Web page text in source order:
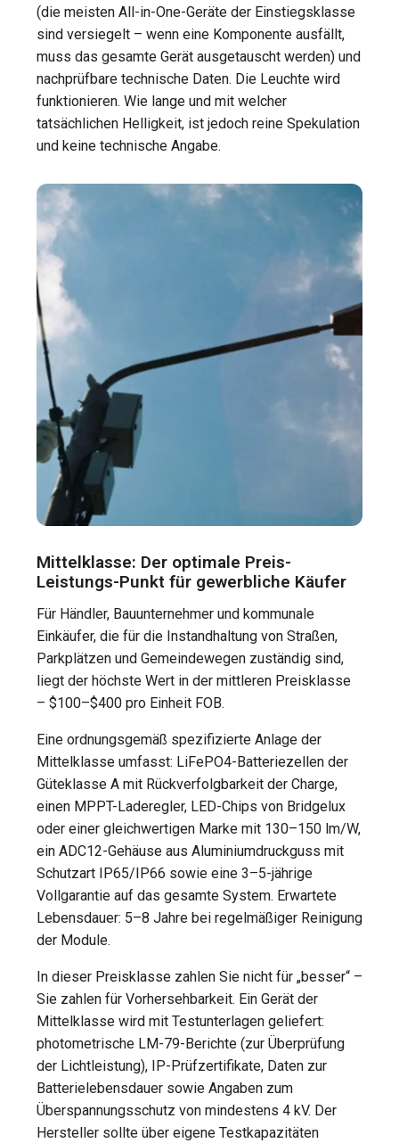
(die meisten All-in-One-Geräte der Einstiegsklasse
sind versiegelt – wenn eine Komponente ausfällt,
muss das gesamte Gerät ausgetauscht werden) und
nachprüfbare technische Daten. Die Leuchte wird
funktionieren. Wie lange und mit welcher
tatsächlichen Helligkeit, ist jedoch reine Spekulation
und keine technische Angabe.
Mittelklasse: Der optimale Preis-
Leistungs-Punkt für gewerbliche Käufer
Für Händler, Bauunternehmer und kommunale
Einkäufer, die für die Instandhaltung von Straßen,
Parkplätzen und Gemeindewegen zuständig sind,
liegt der höchste Wert in der mittleren Preisklasse
– $100–$400 pro Einheit FOB.
Eine ordnungsgemäß spezifizierte Anlage der
Mittelklasse umfasst: LiFePO4-Batteriezellen der
Güteklasse A mit Rückverfolgbarkeit der Charge,
einen MPPT-Laderegler, LED-Chips von Bridgelux
oder einer gleichwertigen Marke mit 130–150 lm/W,
ein ADC12-Gehäuse aus Aluminiumdruckguss mit
Schutzart IP65/IP66 sowie eine 3–5-jährige
Vollgarantie auf das gesamte System. Erwartete
Lebensdauer: 5–8 Jahre bei regelmäßiger Reinigung
der Module.
In dieser Preisklasse zahlen Sie nicht für „besser“ –
Sie zahlen für Vorhersehbarkeit. Ein Gerät der
Mittelklasse wird mit Testunterlagen geliefert:
photometrische LM-79-Berichte (zur Überprüfung
der Lichtleistung), IP-Prüfzertifikate, Daten zur
Batterielebensdauer sowie Angaben zum
Überspannungsschutz von mindestens 4 kV. Der
Hersteller sollte über eigene Testkapazitäten